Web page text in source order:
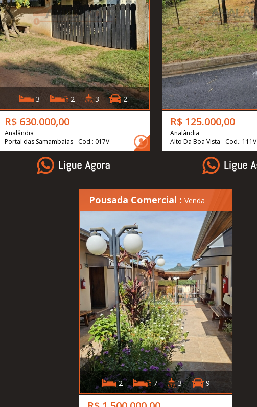
3 2 3 2
R$ 630.000,00
Analândia
Portal das Samambaias - Cod.: 017V
R$ 125.000,00
Analândia
Alto Da Boa Vista - Cod.: 111V
Pousada Comercial : Venda
2 7 3 9